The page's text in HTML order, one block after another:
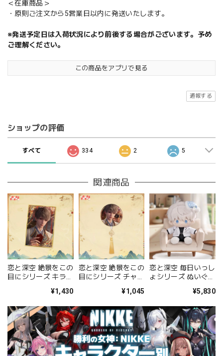
＜在庫商品＞
・原則ご注文から5営業日以内に発送いたします。
※発送予定日は入荷状況により前後する場合がございます。予め
ご理解ください。
この商品をアプリで見る
通報する
ショップの評価
すべて 334 2 5
関連商品
恋と深空 絶景をこの
目にシリーズ キラキ
¥1,430
恋と深空 絶景をこの
目にシリーズ チャー
¥1,045
恋と深空 毎日いっし
ょシリーズ ぬいぐる
¥5,830